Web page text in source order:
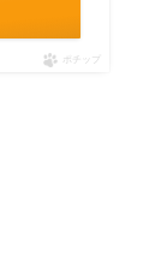
ポチップ